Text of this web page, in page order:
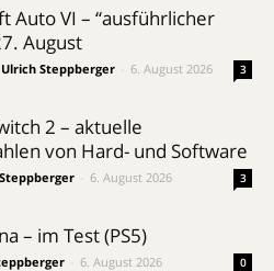
Auto VI – “ausführlicher
August
Ulrich Steppberger 6. August 2026 3
2 – aktuelle
von Hard- und Software
6. August 2026 3
– im Test (PS5)
6. August 2026 0